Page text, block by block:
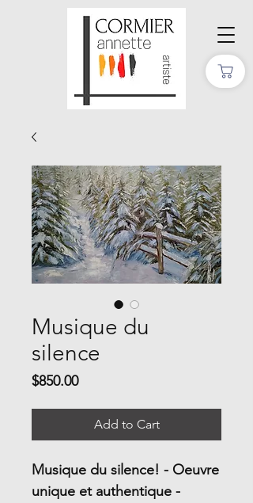
Musique du
silence
$850.00Price
Add to Cart
Musique du silence! - Oeuvre
unique et authentique -